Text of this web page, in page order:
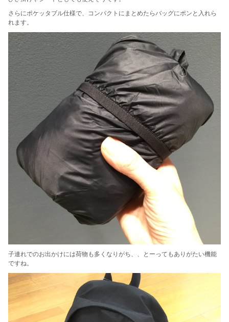
さらにポケッタブル仕様で、コンパクトにまとめたらバッグにポンと入れら
れます。
子連れでのお出かけには荷物も多くなりがち、、とーってもありがたい機能
ですね。